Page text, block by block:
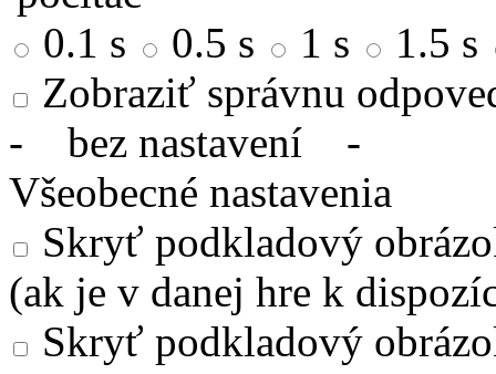
0.1 s
0.5 s 1 s
1.5 s
Zobraziť správnu
- bez nastavení -
Všeobecné nastavenia
Skryť podkladový
(ak je v danej hre k
Skryť podkladový